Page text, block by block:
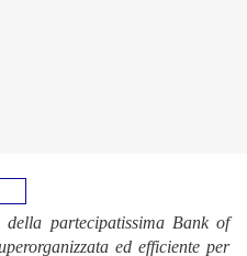
partecipatissima Bank of
ed efficiente per